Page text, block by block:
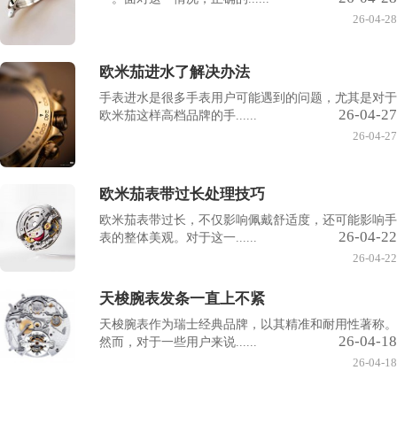
26-04-28
欧米茄进水了解决办法
手表进水是很多手表用户可能遇到的问题，尤其是对于
欧米茄这样高档品牌的手......
26-04-27
26-04-27
欧米茄表带过长处理技巧
欧米茄表带过长，不仅影响佩戴舒适度，还可能影响手
表的整体美观。对于这一......
26-04-22
26-04-22
天梭腕表发条一直上不紧
天梭腕表作为瑞士经典品牌，以其精准和耐用性著称。
然而，对于一些用户来说......
26-04-18
26-04-18